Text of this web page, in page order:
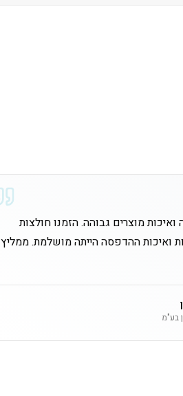
ואיכות מוצרים גבוהה. הזמנו חולצות
ואיכות ההדפסה הייתה מושלמת. ממליץ
בע"מ